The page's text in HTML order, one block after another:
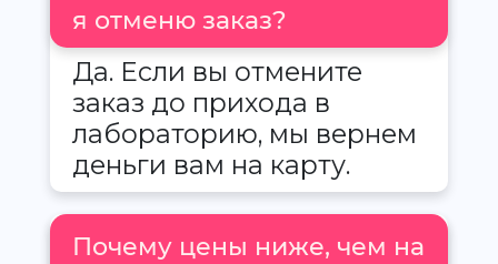
я отменю заказ?
Да. Если вы отмените
заказ до прихода в
лабораторию, мы вернем
деньги вам на карту.
Почему цены ниже, чем на